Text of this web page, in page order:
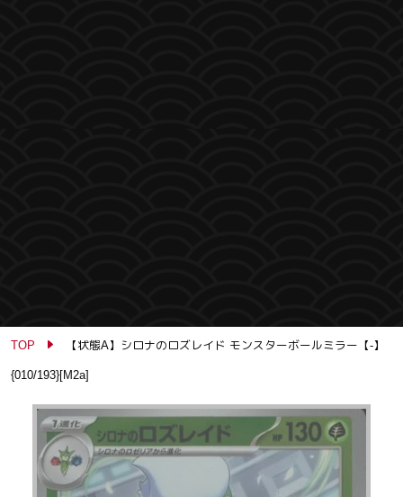
TOP 【状態A】シロナのロズレイド モンスターボールミラー【-】
{010/193}[M2a]